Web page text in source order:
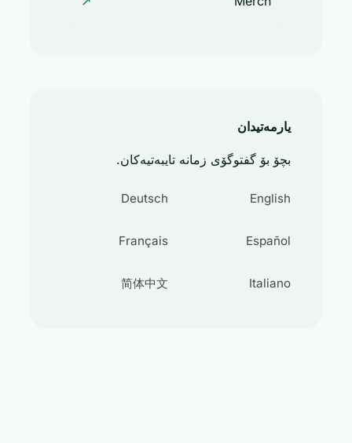
یارمەتیدان
بچۆ بۆ گفتوگۆی زمانە تایبەتیەکان.
English
Deutsch
Español
Français
Italiano
简体中文